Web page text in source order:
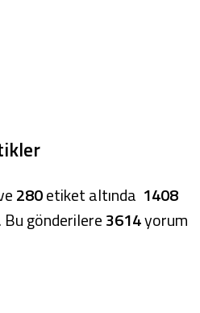
280etiket altında 1408
Bu gönderilere3614yorum